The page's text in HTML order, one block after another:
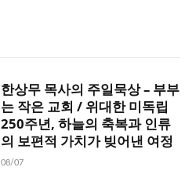
한상무 목사의 주일묵상 – 부부
는 작은 교회 / 위대한 미독립
250주년, 하늘의 축복과 인류
의 보편적 가치가 빚어낸 여정
08/07